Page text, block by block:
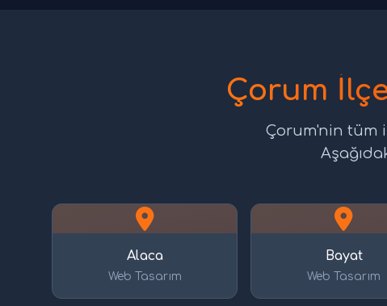
Çorum
Çorum'nin tüm
Alaca
Web Tasarım
Bayat
Web Tasarım